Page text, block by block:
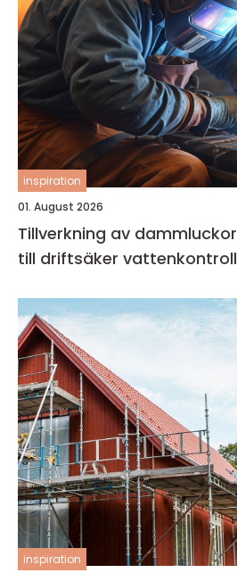
inspiration
01. August 2026
Tillverkning av dammluckor från stålråvara
till driftsäker vattenkontroll
inspiration